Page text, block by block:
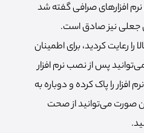
افزارهای صرافی گفته شد
جعلی نیز صادق است.
رعایت کردید، برای اطمینان
پس از نصب نرم افزار
را پاک کرده و دوباره به
صورت می‌توانید از صحت